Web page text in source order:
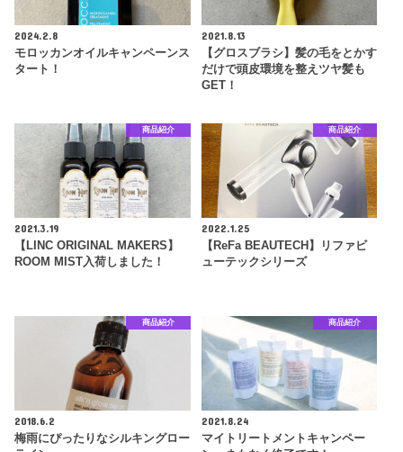
2024.2.8
モロッカンオイルキャンペーンス
タート！
2021.8.13
【グロスブラシ】髪の毛をとかす
だけで頭皮環境を整えツヤ髪も
GET！
商品紹介
2021.3.19
【LINC ORIGINAL MAKERS】
ROOM MIST入荷しました！
商品紹介
2022.1.25
【ReFa BEAUTECH】リファビ
ューテックシリーズ
商品紹介
2018.6.2
梅雨にぴったりなシルキングロー
商品紹介
2021.8.24
マイトリートメントキャンペー